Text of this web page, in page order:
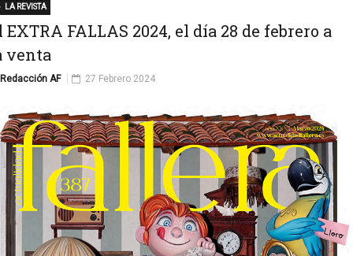
EXTRA FALLAS 2024, el día 28 de febrero a
venta
Redacción AF
LA REVISTA
27 Febrero 2024